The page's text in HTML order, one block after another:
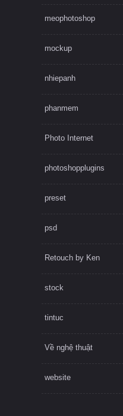
meophotoshop
mockup
nhiepanh
phanmem
Photo Internet
photoshopplugins
preset
psd
Retouch by Ken
stock
tintuc
Về nghệ thuật
website